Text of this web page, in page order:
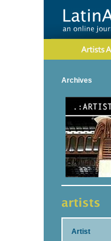
Archives
Artist